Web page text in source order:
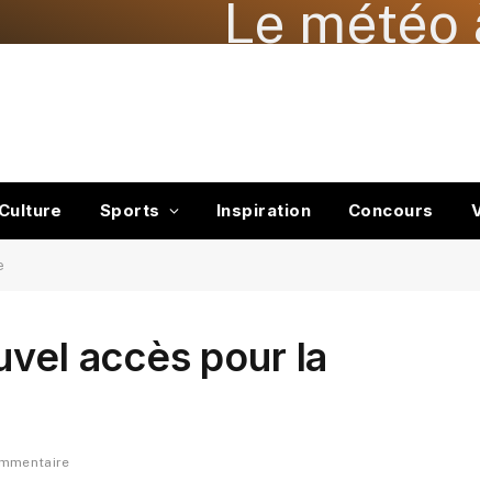
Le météo
Culture Sports Inspiration Concours
accès pour la